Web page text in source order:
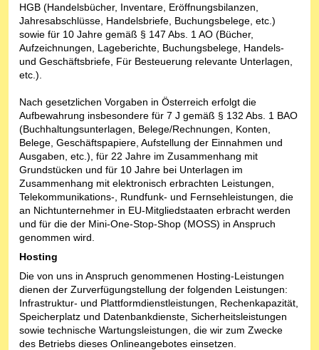
HGB (Handelsbücher, Inventare, Eröffnungsbilanzen,
Jahresabschlüsse, Handelsbriefe, Buchungsbelege, etc.)
sowie für 10 Jahre gemäß § 147 Abs. 1 AO (Bücher,
Aufzeichnungen, Lageberichte, Buchungsbelege, Handels-
und Geschäftsbriefe, Für Besteuerung relevante Unterlagen,
etc.).
Nach gesetzlichen Vorgaben in Österreich erfolgt die
Aufbewahrung insbesondere für 7 J gemäß § 132 Abs. 1 BAO
(Buchhaltungsunterlagen, Belege/Rechnungen, Konten,
Belege, Geschäftspapiere, Aufstellung der Einnahmen und
Ausgaben, etc.), für 22 Jahre im Zusammenhang mit
Grundstücken und für 10 Jahre bei Unterlagen im
Zusammenhang mit elektronisch erbrachten Leistungen,
Telekommunikations-, Rundfunk- und Fernsehleistungen, die
an Nichtunternehmer in EU-Mitgliedstaaten erbracht werden
und für die der Mini-One-Stop-Shop (MOSS) in Anspruch
genommen wird.
Hosting
Die von uns in Anspruch genommenen Hosting-Leistungen
dienen der Zurverfügungstellung der folgenden Leistungen:
Infrastruktur- und Plattformdienstleistungen, Rechenkapazität,
Speicherplatz und Datenbankdienste, Sicherheitsleistungen
sowie technische Wartungsleistungen, die wir zum Zwecke
des Betriebs dieses Onlineangebotes einsetzen.